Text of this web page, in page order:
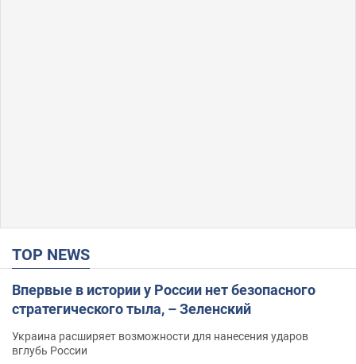
TOP NEWS
Впервые в истории у России нет безопасного
стратегического тыла, – Зеленский
Украина расширяет возможности для нанесения ударов
вглубь России